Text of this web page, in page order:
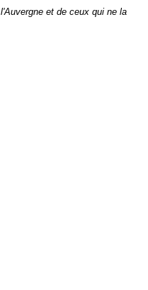
et de ceux qui ne la